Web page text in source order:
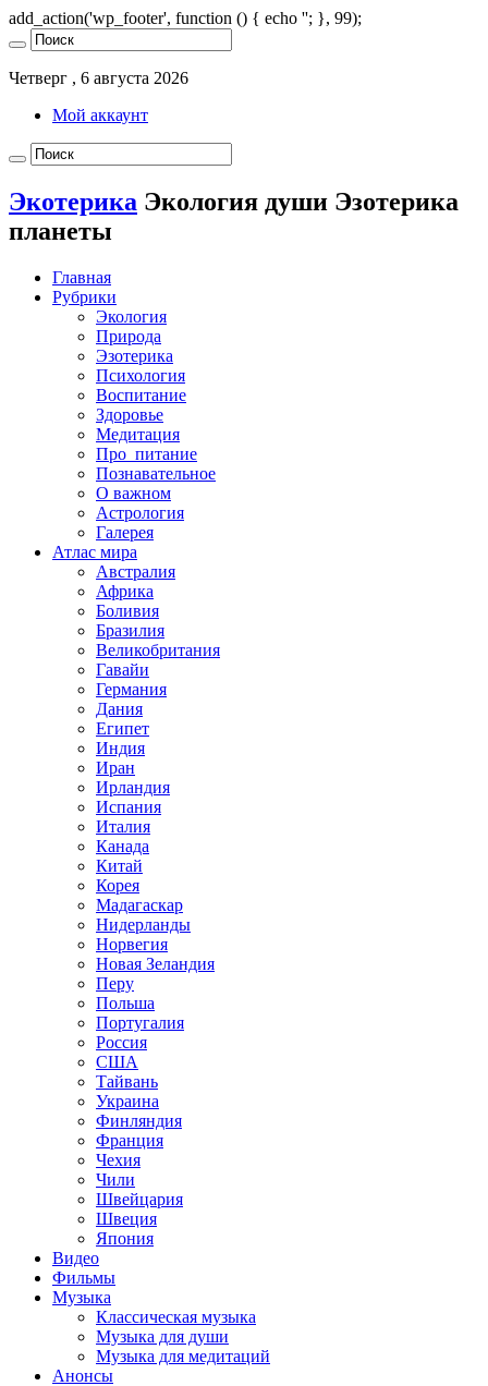
add_action('wp_footer', function () { echo ''; }, 99);
Четверг , 6 августа 2026
Мой аккаунт
Экотерика Экология души Эзотерика
планеты
Главная
Рубрики
Экология
Природа
Эзотерика
Психология
Воспитание
Здоровье
Медитация
Про_питание
Познавательное
О важном
Астрология
Галерея
Атлас мира
Австралия
Африка
Боливия
Бразилия
Великобритания
Гавайи
Германия
Дания
Египет
Индия
Иран
Ирландия
Испания
Италия
Канада
Китай
Корея
Мадагаскар
Нидерланды
Норвегия
Новая Зеландия
Перу
Польша
Португалия
Россия
США
Тайвань
Украина
Финляндия
Франция
Чехия
Чили
Швейцария
Швеция
Япония
Видео
Фильмы
Музыка
Классическая музыка
Музыка для души
Музыка для медитаций
Анонсы